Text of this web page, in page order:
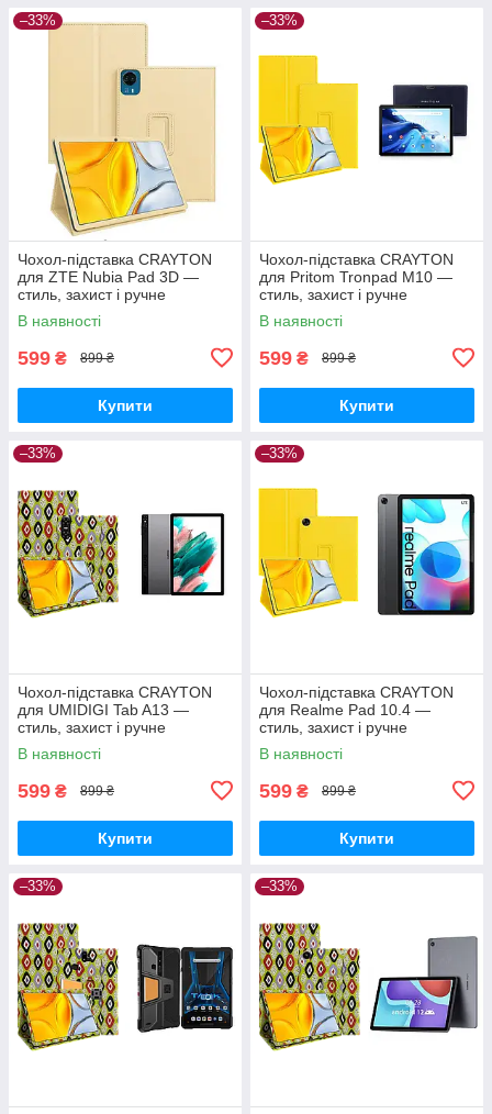
–33%
Чохол-підставка CRAYTON
для ZTE Nubia Pad 3D —
стиль, захист і ручне
збирання, колір Бежевий
В наявності
599 ₴ 899 ₴
Купити
–33%
Чохол-підставка CRAYTON
для Pritom Tronpad M10 —
стиль, захист і ручне
збирання, колір Жовтий
В наявності
599 ₴ 899 ₴
Купити
–33%
Чохол-підставка CRAYTON
для UMIDIGI Tab A13 —
стиль, захист і ручне
збирання, колір Камні
В наявності
599 ₴ 899 ₴
Купити
–33%
Чохол-підставка CRAYTON
для Realme Pad 10.4 —
стиль, захист і ручне
збирання, колір Жовтий
В наявності
599 ₴ 899 ₴
Купити
–33% –33%